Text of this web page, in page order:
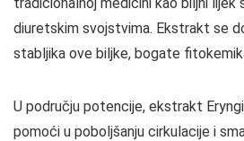
diuretskim svojstvima. Ekstrakt se
stabljika ove biljke, bogate
U području potencije, ekstrakt
pomoći u poboljšanju cirkulacije i